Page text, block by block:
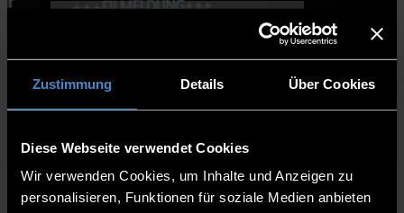
Zustimmung Details Über Cookies
Diese Webseite verwendet Cookies
Wir verwenden Cookies, um Inhalte und Anzeigen zu
personalisieren, Funktionen für soziale Medien anbieten
CORONA-TAGEBUCH: TAG 6 –
UPDATE
Weiterlesen
entDEGgen 26.10.2020